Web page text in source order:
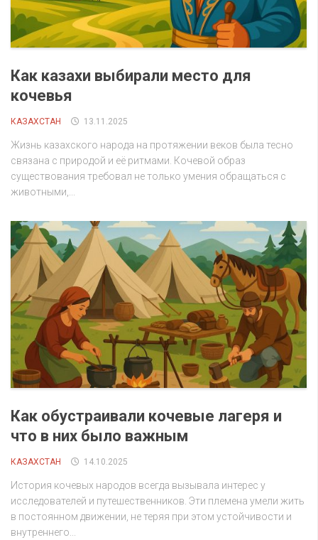
Как казахи выбирали место для
кочевья
КАЗАХСТАН 13.11.2025
Жизнь казахского народа на протяжении веков была тесно
связана с природой и её ритмами. Кочевой образ
существования требовал не только умения обращаться с
животными,...
Как обустраивали кочевые лагеря и
что в них было важным
КАЗАХСТАН 14.10.2025
История кочевых народов всегда вызывала интерес у
исследователей и путешественников. Эти племена умели жить
в постоянном движении, не теряя при этом устойчивости и
внутреннего...